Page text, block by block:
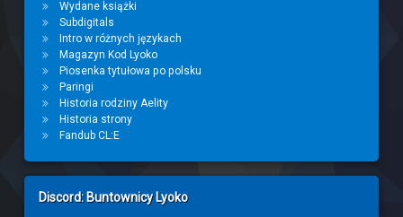
Wydane książki
Subdigitals
Intro w różnych językach
Magazyn Kod Lyoko
Piosenka tytułowa po polsku
Paringi
Historia rodziny Aelity
Historia strony
Fandub CL:E
Discord: Buntownicy Lyoko